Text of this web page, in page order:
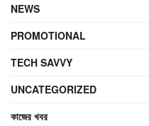
NEWS
PROMOTIONAL
TECH SAVVY
UNCATEGORIZED
কাজের খবর